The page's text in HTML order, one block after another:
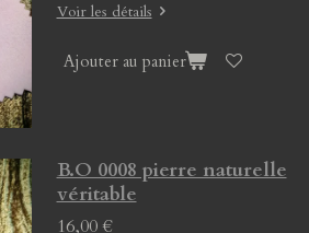
Voir les détails
Ajouter au panier
B.O 0008 pierre naturelle
véritable
16,00 €